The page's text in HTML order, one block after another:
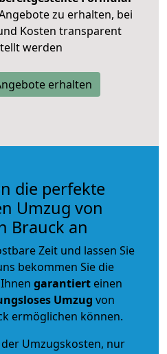
zu erhalten, bei
Kosten transparent
werden
erhalten
die perfekte
Umzug von
Brauck an
Zeit und lassen Sie
bekommen Sie die
garantiert einen
Umzug von
ermöglichen können.
der Umzugskosten, nur